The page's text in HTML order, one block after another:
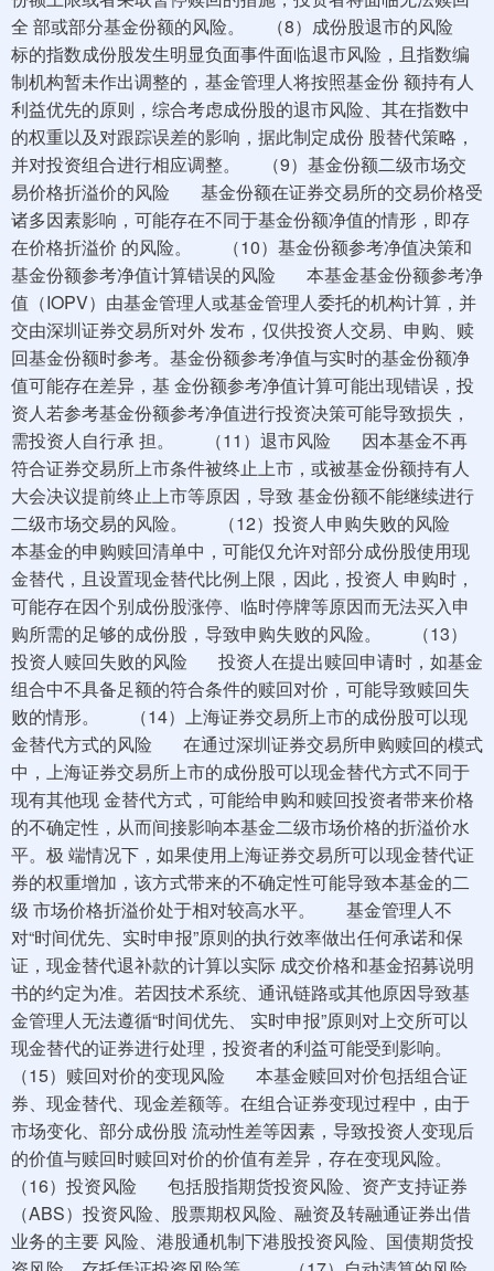
全 部或部分基金份额的风险。 （8）成份股退市的风险
标的指数成份股发生明显负面事件面临退市风险，且指数编
制机构暂未作出调整的，基金管理人将按照基金份 额持有人
利益优先的原则，综合考虑成份股的退市风险、其在指数中
的权重以及对跟踪误差的影响，据此制定成份 股替代策略，
并对投资组合进行相应调整。 （9）基金份额二级市场交
易价格折溢价的风险 基金份额在证券交易所的交易价格受
诸多因素影响，可能存在不同于基金份额净值的情形，即存
在价格折溢价 的风险。 （10）基金份额参考净值决策和
基金份额参考净值计算错误的风险 本基金基金份额参考净
值（IOPV）由基金管理人或基金管理人委托的机构计算，并
交由深圳证券交易所对外 发布，仅供投资人交易、申购、赎
回基金份额时参考。基金份额参考净值与实时的基金份额净
值可能存在差异，基 金份额参考净值计算可能出现错误，投
资人若参考基金份额参考净值进行投资决策可能导致损失，
需投资人自行承 担。 （11）退市风险 因本基金不再
符合证券交易所上市条件被终止上市，或被基金份额持有人
大会决议提前终止上市等原因，导致 基金份额不能继续进行
二级市场交易的风险。 （12）投资人申购失败的风险
本基金的申购赎回清单中，可能仅允许对部分成份股使用现
金替代，且设置现金替代比例上限，因此，投资人 申购时，
可能存在因个别成份股涨停、临时停牌等原因而无法买入申
购所需的足够的成份股，导致申购失败的风险。 （13）
投资人赎回失败的风险 投资人在提出赎回申请时，如基金
组合中不具备足额的符合条件的赎回对价，可能导致赎回失
败的情形。 （14）上海证券交易所上市的成份股可以现
金替代方式的风险 在通过深圳证券交易所申购赎回的模式
中，上海证券交易所上市的成份股可以现金替代方式不同于
现有其他现 金替代方式，可能给申购和赎回投资者带来价格
的不确定性，从而间接影响本基金二级市场价格的折溢价水
平。极 端情况下，如果使用上海证券交易所可以现金替代证
券的权重增加，该方式带来的不确定性可能导致本基金的二
级 市场价格折溢价处于相对较高水平。 基金管理人不
对“时间优先、实时申报”原则的执行效率做出任何承诺和保
证，现金替代退补款的计算以实际 成交价格和基金招募说明
书的约定为准。若因技术系统、通讯链路或其他原因导致基
金管理人无法遵循“时间优先、 实时申报”原则对上交所可以
现金替代的证券进行处理，投资者的利益可能受到影响。
（15）赎回对价的变现风险 本基金赎回对价包括组合证
券、现金替代、现金差额等。在组合证券变现过程中，由于
市场变化、部分成份股 流动性差等因素，导致投资人变现后
的价值与赎回时赎回对价的价值有差异，存在变现风险。
（16）投资风险 包括股指期货投资风险、资产支持证券
（ABS）投资风险、股票期权风险、融资及转融通证券出借
业务的主要 风险、港股通机制下港股投资风险、国债期货投